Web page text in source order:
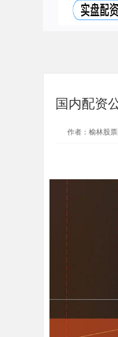
国内配资
作者：榆林股